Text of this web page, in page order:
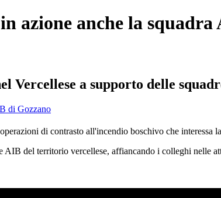
azione anche la squadra
Vercellese a supporto delle
di contrasto all'incendio boschivo che interessa
del territorio vercellese, affiancando i colleghi nelle